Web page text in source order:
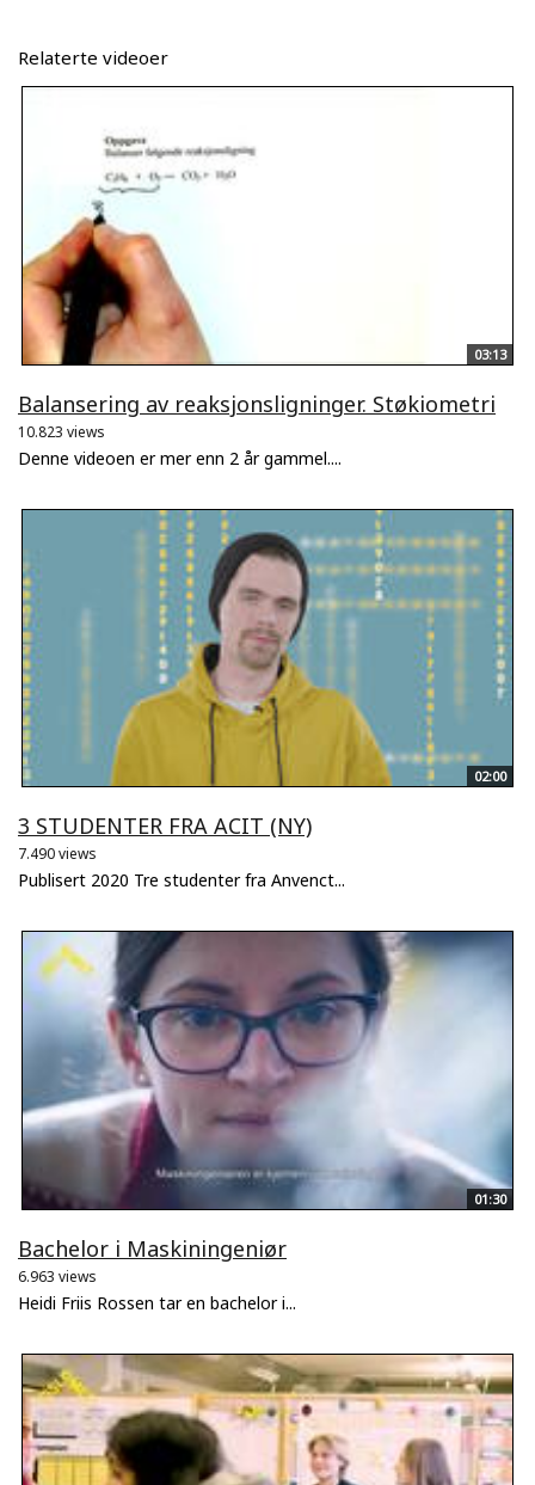
Relaterte videoer
03:13
Balansering av reaksjonsligninger. Støkiometri
10.823 views
Denne videoen er mer enn 2 år gammel....
02:00
3 STUDENTER FRA ACIT (NY)
7.490 views
Publisert 2020 Tre studenter fra Anvenct...
01:30
Bachelor i Maskiningeniør
6.963 views
Heidi Friis Rossen tar en bachelor i...